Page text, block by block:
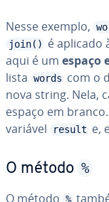
Nesse exemplo,
join() é aplicado
aqui é um espaço
lista words com o
nova string. Nela,
espaço em
variável
result e,
O método %
O método %